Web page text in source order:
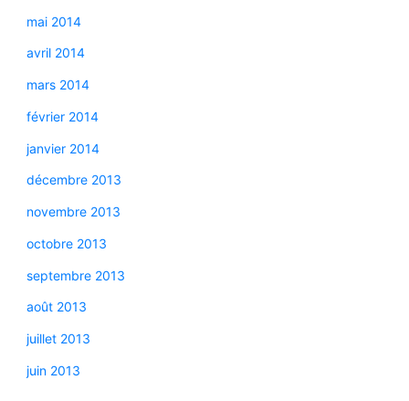
mai 2014
avril 2014
mars 2014
février 2014
janvier 2014
décembre 2013
novembre 2013
octobre 2013
septembre 2013
août 2013
juillet 2013
juin 2013